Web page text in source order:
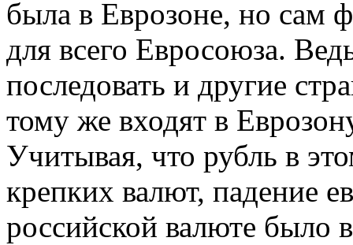
была в Еврозоне, но сам
для всего Евросоюза.
последовать и другие
тому же входят в
Учитывая, что рубль в
крепких валют, падение
российской валюте было